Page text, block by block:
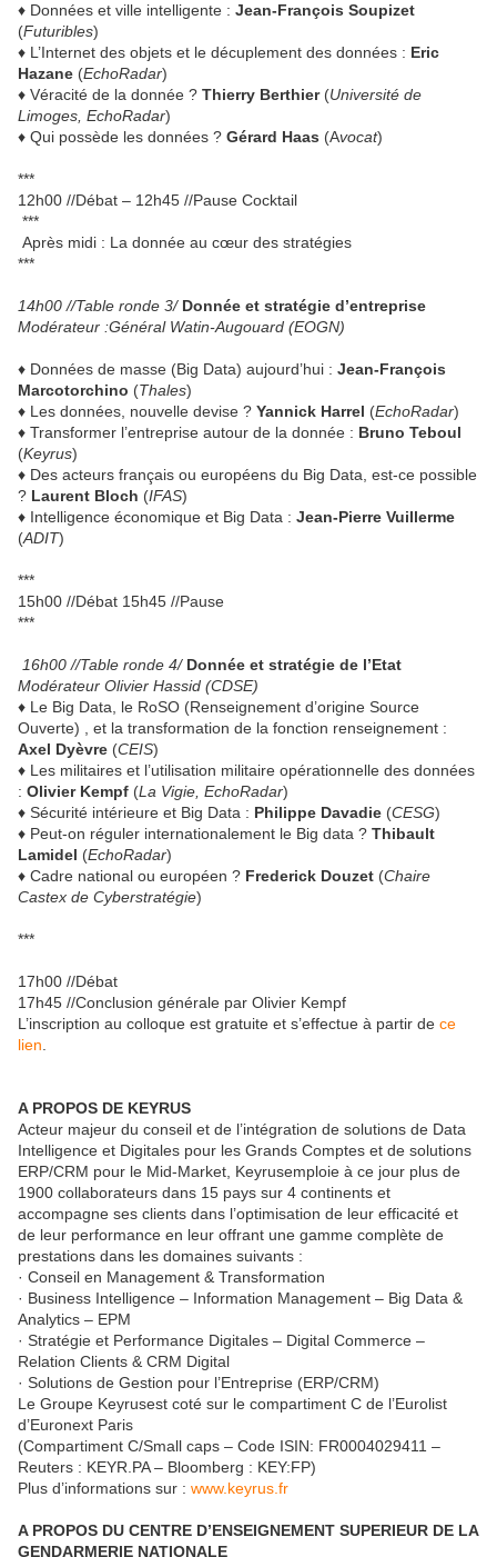
♦ Données et ville intelligente : Jean-François Soupizet
(Futuribles)
♦ L’Internet des objets et le décuplement des données : Eric
Hazane (EchoRadar)
♦ Véracité de la donnée ? Thierry Berthier(Université de
Limoges, EchoRadar)
♦ Qui possède les données ? Gérard Haas (Avocat)
***
12h00 //Débat – 12h45 //Pause Cocktail
***
Après midi : La donnée au cœur des stratégies
***
14h00 //Table ronde 3/ Donnée et stratégie d’entreprise
Modérateur :Général Watin-Augouard (EOGN)
♦ Données de masse (Big Data) aujourd’hui : Jean-François
Marcotorchino (Thales)
♦ Les données, nouvelle devise ? Yannick Harrel (EchoRadar)
♦ Transformer l’entreprise autour de la donnée : Bruno Teboul
(Keyrus)
♦ Des acteurs français ou européens du Big Data, est-ce possible
? Laurent Bloch (IFAS)
♦ Intelligence économique et Big Data : Jean-Pierre Vuillerme
(ADIT)
***
15h00 //Débat 15h45 //Pause
***
16h00 //Table ronde 4/ Donnée et stratégie de l’Etat
Modérateur Olivier Hassid (CDSE)
♦ Le Big Data, le RoSO (Renseignement d’origine Source
Ouverte) , et la transformation de la fonction renseignement :
Axel Dyèvre (CEIS)
♦ Les militaires et l’utilisation militaire opérationnelle des données
: Olivier Kempf (La Vigie, EchoRadar)
♦ Sécurité intérieure et Big Data : Philippe Davadie (CESG)
♦ Peut-on réguler internationalement le Big data ? Thibault
Lamidel (EchoRadar)
♦ Cadre national ou européen ? Frederick Douzet (Chaire
Castex de Cyberstratégie)
***
17h00 //Débat
17h45 //Conclusion générale par Olivier Kempf
L’inscription au colloque est gratuite et s’effectue à partir de ce
lien
A PROPOS DE KEYRUS
Acteur majeur du conseil et de l’intégration de solutions de Data
Intelligence et Digitales pour les Grands Comptes et de solutions
ERP/CRM pour le Mid-Market, Keyrusemploie à ce jour plus de
1900 collaborateurs dans 15 pays sur 4 continents et
accompagne ses clients dans l’optimisation de leur efficacité et
de leur performance en leur offrant une gamme complète de
prestations dans les domaines suivants :
· Conseil en Management & Transformation
· Business Intelligence – Information Management – Big Data &
Analytics – EPM
· Stratégie et Performance Digitales – Digital Commerce –
Relation Clients & CRM Digital
· Solutions de Gestion pour l’Entreprise (ERP/CRM)
Le Groupe Keyrusest coté sur le compartiment C de l’Eurolist
d’Euronext Paris
(Compartiment C/Small caps – Code ISIN: FR0004029411 –
Reuters : KEYR.PA – Bloomberg : KEY:FP)
Plus d’informations sur : www.keyrus.fr
A PROPOS DU CENTRE D’ENSEIGNEMENT SUPERIEUR DE LA
GENDARMERIE NATIONALE